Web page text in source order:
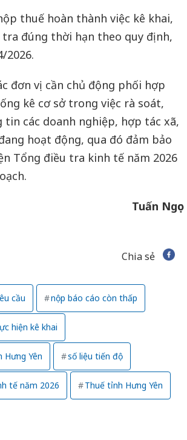
thuế hoàn thành việc kê khai,
đúng thời hạn theo quy định,
2026.
đơn vị cần chủ động phối hợp
kê cơ sở trong việc rà soát,
tin các doanh nghiệp, hợp tác xã,
hoạt động, qua đó đảm bảo
Tổng điều tra kinh tế năm 2026
Tuấn Ngọc
Chia sẻ
cầu nộp báo cáo còn thấp
hiện kê khai
Hưng Yên số liệu tiến độ
tế năm 2026 Thuế tỉnh Hưng Yên